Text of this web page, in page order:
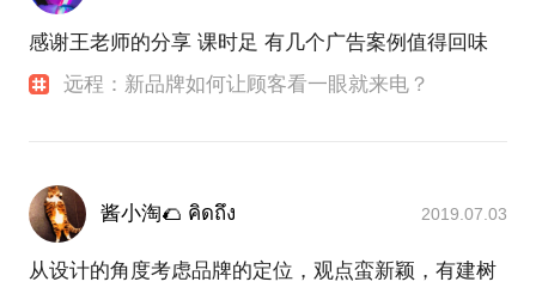
感谢王老师的分享 课时足 有几个广告案例值得回味
远程：新品牌如何让顾客看一眼就来电？
酱小淘🌮 คิดถึง 2019.07.03
从设计的角度考虑品牌的定位，观点蛮新颖，有建树